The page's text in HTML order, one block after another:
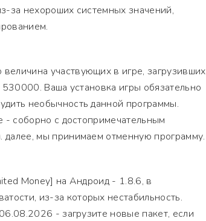
за нехороших системных значений,
участвующих в игре, загрузивших
Ваша установка игры обязательно
необычность данной программы.
- соборно с достопримечательным
мы принимаем отменную программу.
Money] на Андроид - 1.8.6, в
из-за которых нестабильность.
- загрузите новые пакет, если